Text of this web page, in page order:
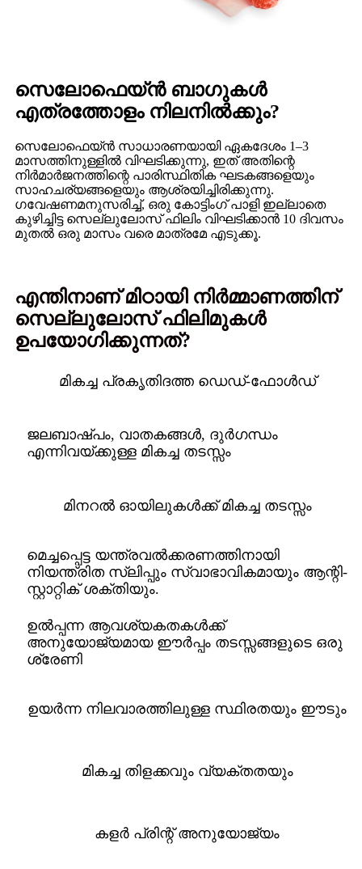
സെലോഫെയ്ൻ ബാഗുകൾ
എത്രത്തോളം നിലനിൽക്കും?
സെലോഫെയ്ൻ സാധാരണയായി ഏകദേശം 1–3
മാസത്തിനുള്ളിൽ വിഘടിക്കുന്നു, ഇത് അതിന്റെ
നിർമാർജനത്തിന്റെ പാരിസ്ഥിതിക ഘടകങ്ങളെയും
സാഹചര്യങ്ങളെയും ആശ്രയിച്ചിരിക്കുന്നു.
ഗവേഷണമനുസരിച്ച്, ഒരു കോട്ടിംഗ് പാളി ഇല്ലാതെ
കുഴിച്ചിട്ട സെല്ലുലോസ് ഫിലിം വിഘടിക്കാൻ 10 ദിവസം
മുതൽ ഒരു മാസം വരെ മാത്രമേ എടുക്കൂ.
എന്തിനാണ് മിഠായി നിർമ്മാണത്തിന്
സെല്ലുലോസ് ഫിലിമുകൾ
ഉപയോഗിക്കുന്നത്?
മികച്ച പ്രകൃതിദത്ത ഡെഡ്-ഫോൾഡ്
ജലബാഷ്പം, വാതകങ്ങൾ, ദുർഗന്ധം
എന്നിവയ്ക്കുള്ള മികച്ച തടസ്സം
മിനറൽ ഓയിലുകൾക്ക് മികച്ച തടസ്സം
മെച്ചപ്പെട്ട യന്ത്രവൽക്കരണത്തിനായി
നിയന്ത്രിത സ്ലിപ്പും സ്വാഭാവികമായും ആന്റി-
സ്റ്റാറ്റിക് ശക്തിയും.
ഉൽപ്പന്ന ആവശ്യകതകൾക്ക്
അനുയോജ്യമായ ഈർപ്പം തടസ്സങ്ങളുടെ ഒരു
ശ്രേണി
ഉയർന്ന നിലവാരത്തിലുള്ള സ്ഥിരതയും ഈടും
മികച്ച തിളക്കവും വ്യക്തതയും
കളർ പ്രിന്റ് അനുയോജ്യം